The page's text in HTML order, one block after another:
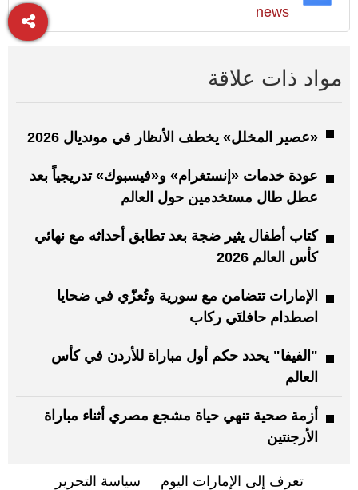
news
مواد ذات علاقة
«عصير المخلل» يخطف الأنظار في مونديال 2026
عودة خدمات «إنستغرام» و«فيسبوك» تدريجياً بعد
عطل طال مستخدمين حول العالم
كتاب أطفال يثير ضجة بعد تطابق أحداثه مع نهائي
كأس العالم 2026
الإمارات تتضامن مع سورية وتُعزّي في ضحايا
اصطدام حافلتَي ركاب
"الفيفا" يحدد حكم أول مباراة للأردن في كأس
العالم
أزمة صحية تنهي حياة مشجع مصري أثناء مباراة
الأرجنتين
تعرف إلى الإمارات اليوم سياسة التحرير